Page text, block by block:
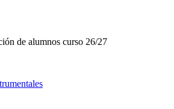
de alumnos curso 26/27